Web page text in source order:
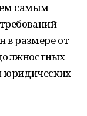
самым
в размере от
юридических